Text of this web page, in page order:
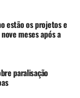
estão os projetos e
meses após a
paralisação